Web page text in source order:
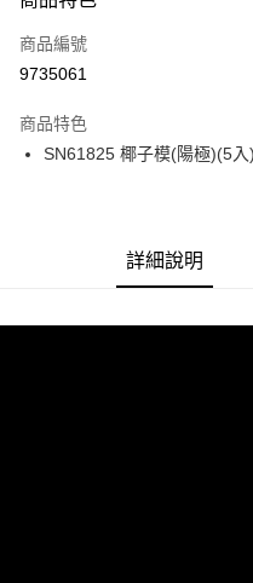
信用卡一次付款
超商取貨付款
Apple Pay
ATM付款
商品編號
9735061
商品特色
SN61825 椰子模(陽極)(5
詳細說明